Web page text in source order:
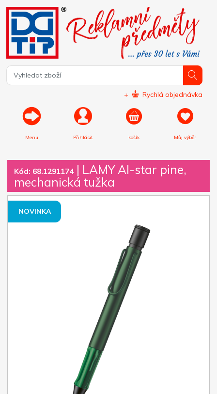
+ Rychlá objednávka
Menu Přihlásit košík Můj výběr
Kód: 68.1291174| LAMY Al-star pine,
mechanická tužka
NOVINKA